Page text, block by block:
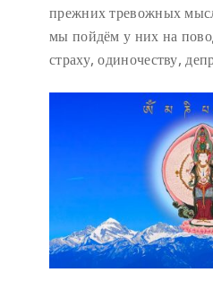
прежних тревожных
мы пойдём у них на
страху, одиночеству,